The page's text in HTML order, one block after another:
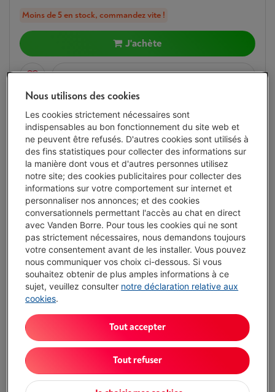
Moins de 5 en stock, commandez vite !
J'achète
Comparer
Vanden Borre Life Gros électro
€ 14,99
Prolongez la durée de vie de vos appareils avec un seul
abonnement
Ce produit serait couvert 15 ansaprès votre achat.
Plus d'infos
Atouts
Grande capacité de stockage pour réfrigérateur et
congélateur
Doit être décongelé moins souvent grâce à la
technologie LowFrost.
Commande électronique avec affichage LCD
Pas de dégivrage automatique du congélateur
Afficher toutes les caractéristiques
Nous utilisons des cookies
Les cookies strictement nécessaires sont
indispensables au bon fonctionnement du site web et
ne peuvent être refusés. D'autres cookies sont utilisés à
des fins statistiques pour collecter des informations sur
la manière dont vous et d'autres personnes utilisez
notre site; des cookies publicitaires pour collecter des
informations sur votre comportement sur internet et
personnaliser nos annonces; et des cookies
conversationnels permettant l'accès au chat en direct
avec Vanden Borre. Pour tous les cookies qui ne sont
pas strictement nécessaires, nous demandons toujours
votre consentement avant de les installer. Vous pouvez
nous communiquer vos choix ci-dessous. Si vous
souhaitez obtenir de plus amples informations à ce
sujet, veuillez consulter notre déclaration relative aux
cookies.
Tout refuser
Tout accepter